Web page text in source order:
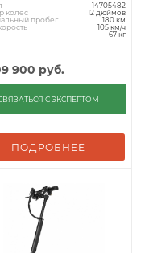
14705482
колес 12 дюймов
пробег 180 км
105 км/ч
67 кг
900 руб.
С ЭКСПЕРТОМ
ПОДРОБНЕЕ